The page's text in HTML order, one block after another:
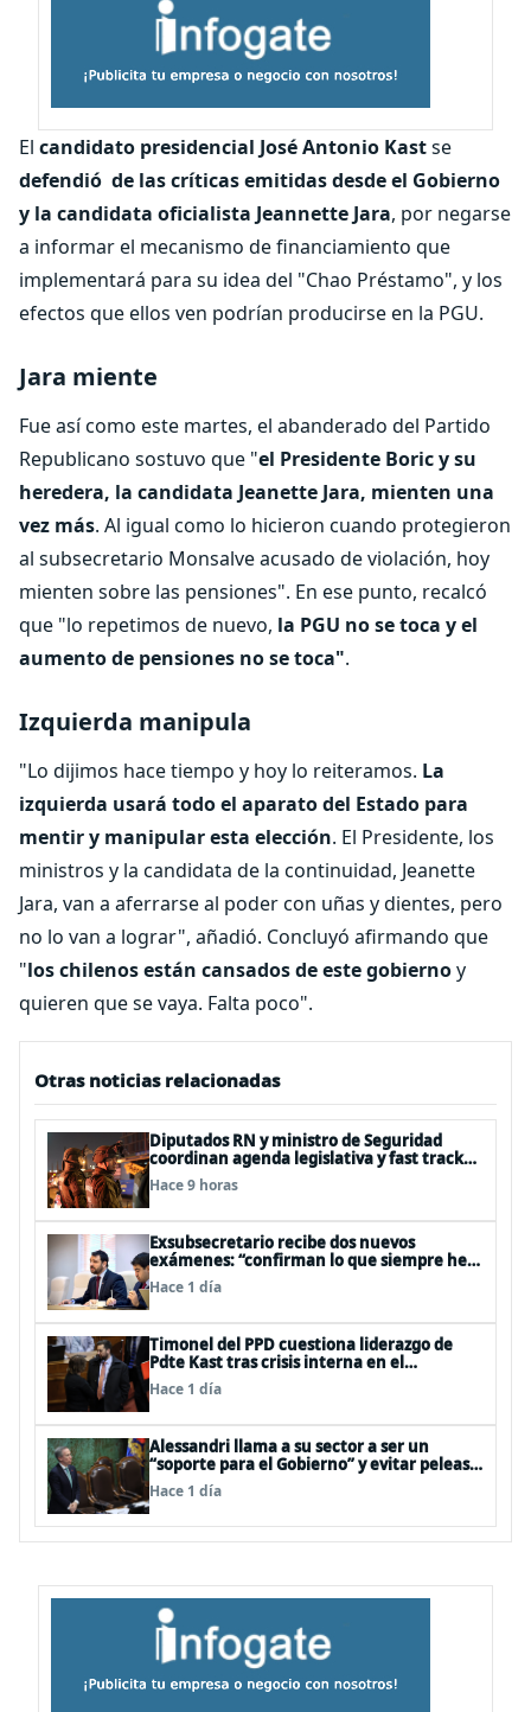
El candidato presidencial José Antonio Kastse
defendió de las críticas emitidas desde el Gobierno
y la candidata oficialista Jeannette Jara, por negarse
a informar el mecanismo de financiamiento que
implementará para su idea del "Chao Préstamo", y los
efectos que ellos ven podrían producirse en la PGU.
Jara miente
Fue así como este martes, el abanderado del Partido
Republicano sostuvo que "el Presidente Boric y su
heredera, la candidata Jeanette Jara, mienten una
vez más. Al igual como lo hicieron cuando protegieron
al subsecretario Monsalve acusado de violación, hoy
mienten sobre las pensiones". En ese punto, recalcó
que "lo repetimos de nuevo, la PGU no se toca y el
aumento de pensiones no se toca".
Izquierda manipula
"Lo dijimos hace tiempo y hoy lo reiteramos. La
izquierda usará todo el aparato del Estado para
mentir y manipular esta elección. El Presidente, los
ministros y la candidata de la continuidad, Jeanette
Jara, van a aferrarse al poder con uñas y dientes, pero
no lo van a lograr", añadió. Concluyó afirmando que
"los chilenos están cansados de este gobiernoy
quieren que se vaya. Falta poco".
Otras noticias relacionadas
Diputados RN y ministro de Seguridad
coordinan agenda legislativa y fast track
de proyectos
Hace 9 horas
Exsubsecretario recibe dos nuevos
exámenes: “confirman lo que siempre he
dicho que no consumo droga”
Hace 1 día
Timonel del PPD cuestiona liderazgo de
Pdte Kast tras crisis interna en el
oficialismo: “Es incapaz de ordenar la casa”
Hace 1 día
Alessandri llama a su sector a ser un
“soporte para el Gobierno” y evitar peleas
internas tras disputa Squella-Pavez
Hace 1 día